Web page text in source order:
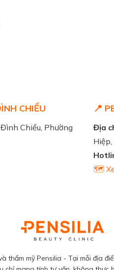
CHIỂU
Chiểu, Phường
📍
Địa
🗺️
thẩm mỹ Pensilia - Tại mỗi địa